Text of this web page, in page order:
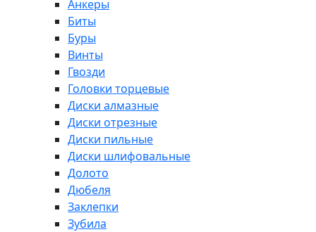
Анкеры
Биты
Буры
Винты
Гвозди
Головки торцевые
Диски алмазные
Диски отрезные
Диски пильные
Диски шлифовальные
Долото
Дюбеля
Заклепки
Зубила